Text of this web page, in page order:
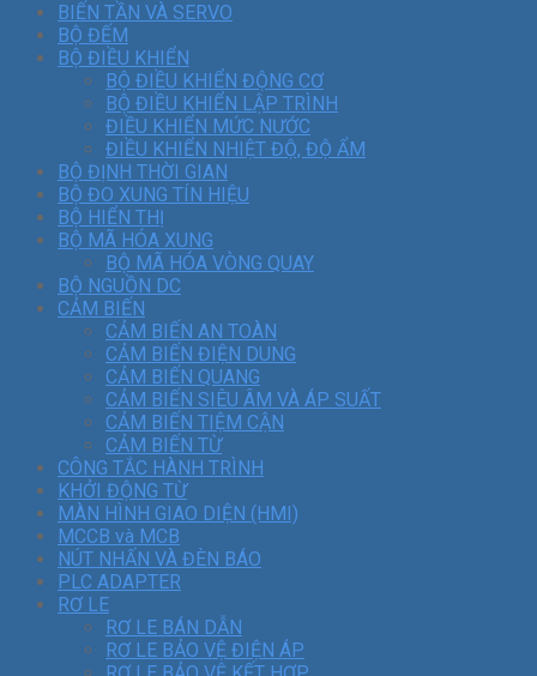
BIẾN TẦN VÀ SERVO
BỘ ĐẾM
BỘ ĐIỀU KHIỂN
BỘ ĐIỀU KHIỂN ĐỘNG CƠ
BỘ ĐIỀU KHIỂN LẬP TRÌNH
ĐIỀU KHIỂN MỨC NƯỚC
ĐIỀU KHIỂN NHIỆT ĐỘ, ĐỘ ẨM
BỘ ĐỊNH THỜI GIAN
BỘ ĐO XUNG TÍN HIỆU
BỘ HIỂN THỊ
BỘ MÃ HÓA XUNG
BỘ MÃ HÓA VÒNG QUAY
BỘ NGUỒN DC
CẢM BIẾN
CẢM BIẾN AN TOÀN
CẢM BIẾN ĐIỆN DUNG
CẢM BIẾN QUANG
CẢM BIẾN SIÊU ÂM VÀ ÁP SUẤT
CẢM BIẾN TIỆM CẬN
CẢM BIẾN TỪ
CÔNG TẮC HÀNH TRÌNH
KHỞI ĐỘNG TỪ
MÀN HÌNH GIAO DIỆN (HMI)
MCCB và MCB
NÚT NHẤN VÀ ĐÈN BÁO
PLC ADAPTER
RƠ LE
RƠ LE BÁN DẪN
RƠ LE BẢO VỆ ĐIỆN ÁP